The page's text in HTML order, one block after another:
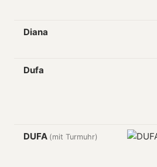
Diana
Dufa
DUFA (mit Turmuhr)